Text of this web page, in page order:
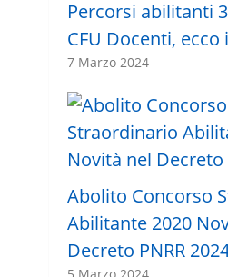
Percorsi abilitanti
CFU Docenti,
7 Marzo 2024
Abolito Concorso
Abilitante 2020
Decreto PNRR